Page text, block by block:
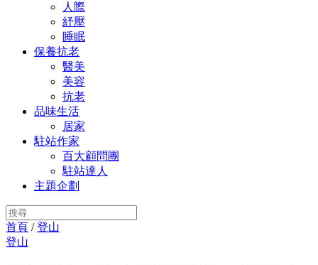
人際
紓壓
睡眠
保養抗老
醫美
美容
抗老
品味生活
居家
駐站作家
百大顧問團
駐站達人
主題企劃
首頁 /登山
登山